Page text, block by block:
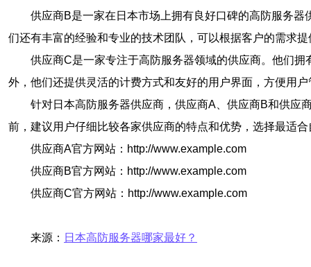
供应商B是一家在日本市场上拥有良好口碑的高防服务
们还有丰富的经验和专业的技术团队，可以根据客户的需求
供应商C是一家专注于高防服务器领域的供应商。他们
外，他们还提供灵活的计费方式和友好的用户界面，方便用
针对日本高防服务器供应商，供应商A、供应商B和供应
前，建议用户仔细比较各家供应商的特点和优势，选择最适
供应商A官方网站：http://www.example.com
供应商B官方网站：http://www.example.com
供应商C官方网站：http://www.example.com
来源： 日本高防服务器哪家最好？